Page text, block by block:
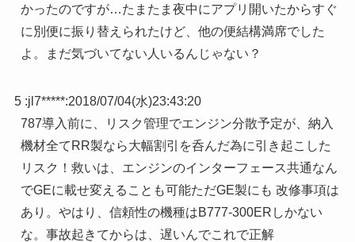
かったのですが…たまたま夜中にアプリ開いたからすぐ
に別便に振り替えられたけど、他の便結構満席でした
よ。まだ気づいてない人いるんじゃない？
5 :jl7*****:2018/07/04(水)23:43:20
787導入前に、リスク管理でエンジン分散予定が、納入
機材全てRR製なら大幅割引を呑んだ為に引き起こした
リスク！救いは、エンジンのインターフェース共通なん
でGEに載せ変えることも可能ただGE製にも 改修事項は
あり。やはり、信頼性の機種はB777-300ERしかない
な。事故起きてからは、遅いんでこれで正解